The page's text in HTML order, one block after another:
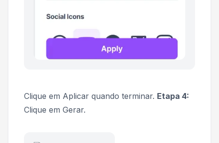
Clique em Aplicar quando terminar. Etapa 4:
Clique em Gerar.